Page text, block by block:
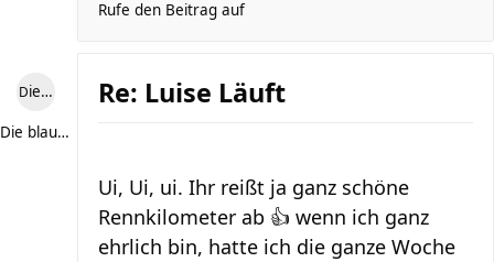
Rufe den Beitrag auf
Die blaue Luise
Die blaue Luise
Re: Luise Läuft
Ui, Ui, ui. Ihr reißt ja ganz schöne
Rennkilometer ab 👍 wenn ich ganz
ehrlich bin, hatte ich die ganze Woche